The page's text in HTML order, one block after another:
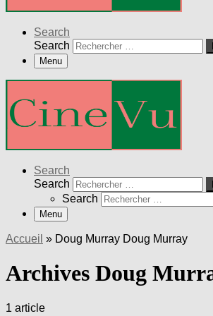
Search
Search
Menu
Search
Search
Search
Menu
Accueil » Doug Murray Doug Murray
Archives Doug
1 article